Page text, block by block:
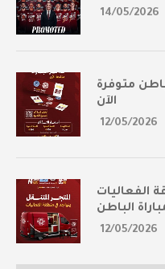
14/05/2026
متوفرة
الآن
12/05/2026
الفعاليات
الباطن
12/05/2026